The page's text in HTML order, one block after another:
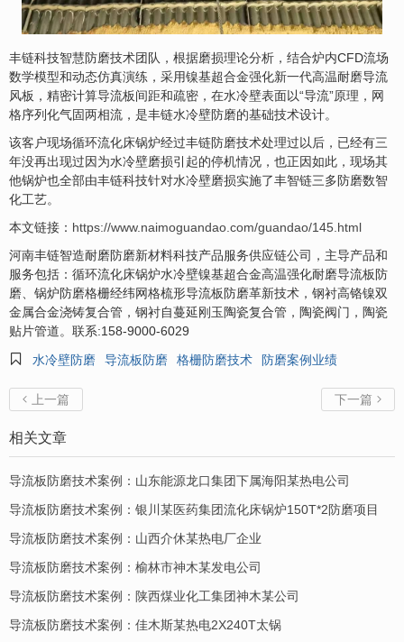
丰链科技智慧防磨技术团队，根据磨损理论分析，结合炉内CFD流场
数学模型和动态仿真演练，采用镍基超合金强化新一代高温耐磨导流
风板，精密计算导流板间距和疏密，在水冷壁表面以“导流”原理，网
格序列化气固两相流，是丰链水冷壁防磨的基础技术设计。
该客户现场循环流化床锅炉经过丰链防磨技术处理过以后，已经有三
年没再出现过因为水冷壁磨损引起的停机情况，也正因如此，现场其
他锅炉也全部由丰链科技针对水冷壁磨损实施了丰智链三多防磨数智
化工艺。
本文链接： https://www.naimoguandao.com/guandao/145.html
河南丰链智造耐磨防磨新材料科技产品服务供应链公司，主导产品和
服务包括：循环流化床锅炉水冷壁镍基超合金高温强化耐磨导流板防
磨、锅炉防磨格栅经纬网格梳形导流板防磨革新技术，钢衬高铬镍双
金属合金浇铸复合管，钢衬自蔓延刚玉陶瓷复合管，陶瓷阀门，陶瓷
贴片管道。联系:158-9000-6029

水冷壁防磨 导流板防磨 格栅防磨技术 防磨案例业绩
 上一篇 下一篇 
相关文章
导流板防磨技术案例：山东能源龙口集团下属海阳某热电公司
导流板防磨技术案例：银川某医药集团流化床锅炉150T*2防磨项目
导流板防磨技术案例：山西介休某热电厂企业
导流板防磨技术案例：榆林市神木某发电公司
导流板防磨技术案例：陕西煤业化工集团神木某公司
导流板防磨技术案例：佳木斯某热电2X240T太锅